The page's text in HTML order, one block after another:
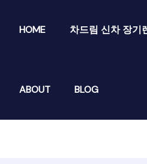
HOME 차드림 신차 장기
ABOUT BLOG